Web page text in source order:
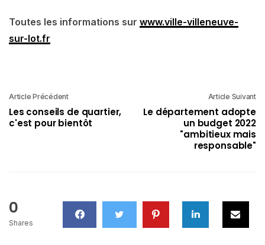
Toutes les informations sur www.ville-villeneuve-
sur-lot.fr
Article Précédent
Les conseils de quartier,
c'est pour bientôt
Article Suivant
Le département adopte
un budget 2022
"ambitieux mais
responsable"
0
Shares